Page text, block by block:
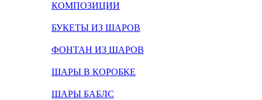
КОМПОЗИЦИИ
БУКЕТЫ ИЗ ШАРОВ
ФОНТАН ИЗ ШАРОВ
ШАРЫ В КОРОБКЕ
ШАРЫ БАБЛС